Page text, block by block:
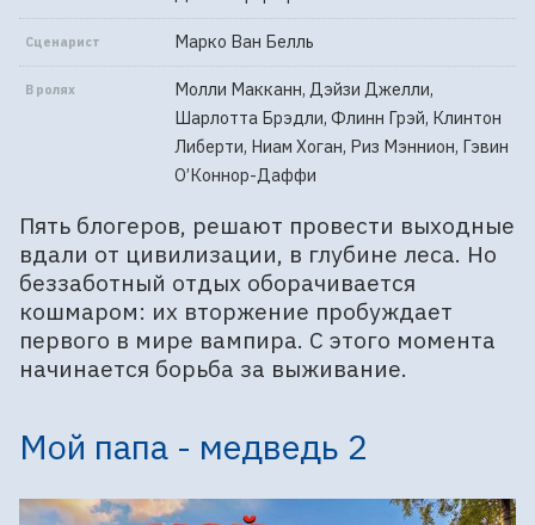
Сценарист Марко Ван Белль
В ролях
Молли Макканн, Дэйзи Джелли,
Шарлотта Брэдли, Флинн Грэй, Клинтон
Либерти, Ниам Хоган, Риз Мэннион, Гэвин
О’Коннор-Даффи
Пять блогеров, решают провести выходные
вдали от цивилизации, в глубине леса. Но
беззаботный отдых оборачивается
кошмаром: их вторжение пробуждает
первого в мире вампира. С этого момента
начинается борьба за выживание.
Мой папа - медведь 2